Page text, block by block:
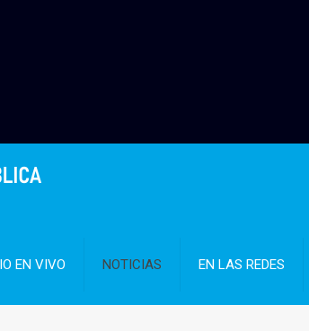
EN VIVO NOTICIAS EN LAS REDES